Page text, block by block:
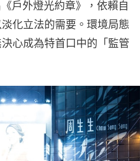
戶外燈光約章》，依賴自
化立法的需要。環境局態
心成為特首口中的「監管